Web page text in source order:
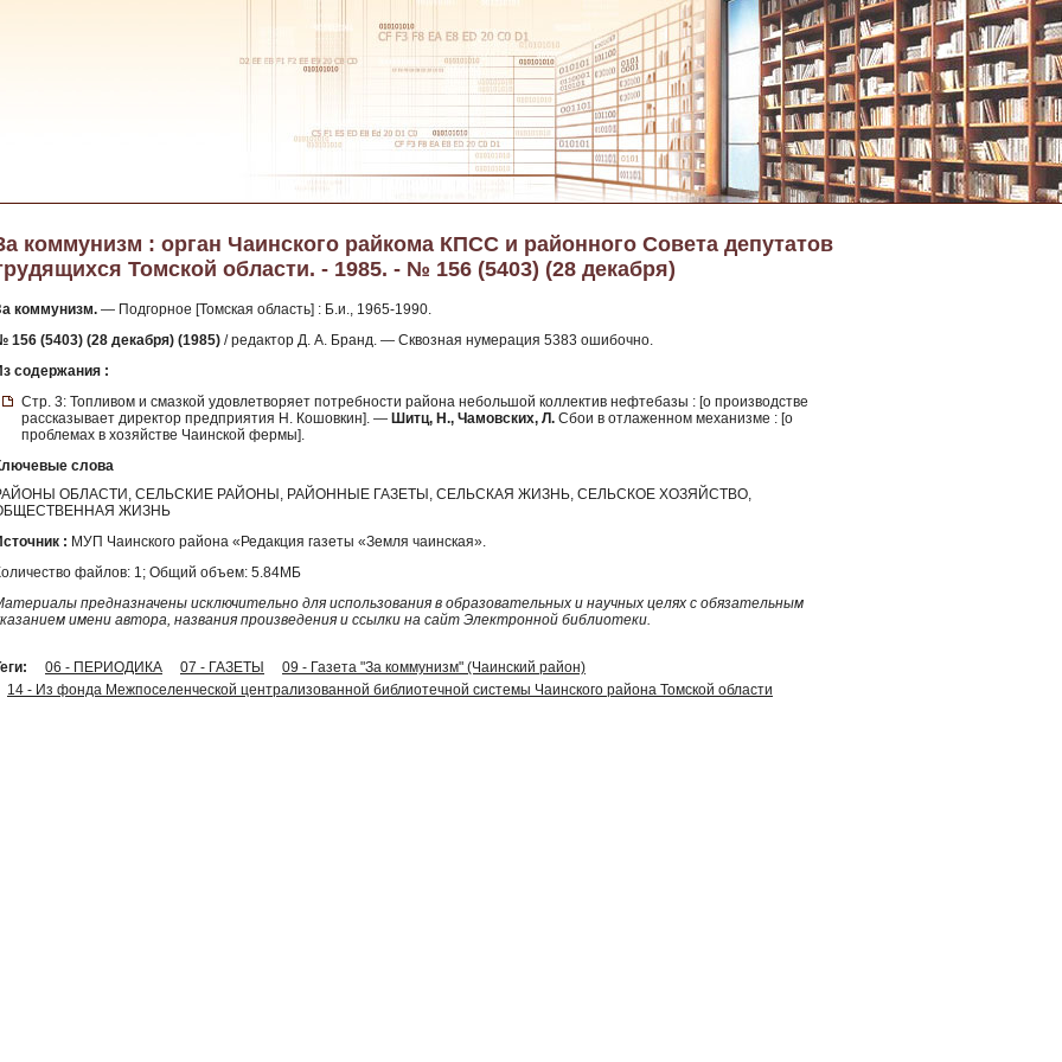
коммунизм : орган Чаинского райкома КПСС и районного Совета депутатов
Томской области. - 1985. - № 156 (5403) (28 декабря)
коммунизм. — Подгорное [Томская область] : Б.и., 1965-1990.
156 (5403) (28 декабря) (1985) / редактор Д. А. Бранд. — Сквозная нумерация 5383 ошибочно.
содержания :
Стр. 3: Топливом и смазкой удовлетворяет потребности района небольшой коллектив нефтебазы : [о производстве
рассказывает директор предприятия Н. Кошовкин]. — Шитц, Н., Чамовских, Л. Сбои в отлаженном механизме : [о
проблемах в хозяйстве Чаинской фермы].
слова
ОБЛАСТИ, СЕЛЬСКИЕ РАЙОНЫ, РАЙОННЫЕ ГАЗЕТЫ, СЕЛЬСКАЯ ЖИЗНЬ, СЕЛЬСКОЕ ХОЗЯЙСТВО,
ЖИЗНЬ
: МУП Чаинского района «Редакция газеты «Земля чаинская».
файлов: 1; Общий объем: 5.84МБ
предназначены исключительно для использования в образовательных и научных целях с обязательным
имени автора, названия произведения и ссылки на сайт Электронной библиотеки.
06 - ПЕРИОДИКА 07 - ГАЗЕТЫ
09 - Газета "За коммунизм" (Чаинский район)
14 - Из фонда Межпоселенческой централизованной библиотечной системы Чаинского района Томской области